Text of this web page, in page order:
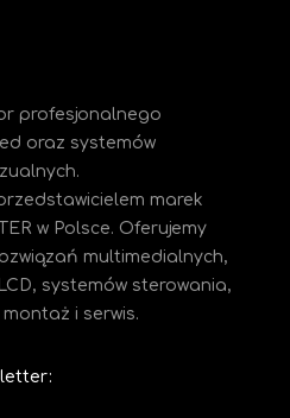
profesjonalnego
oraz systemów
marek
w Polsce. Oferujemy
multimedialnych,
systemów sterowania,
i serwis.